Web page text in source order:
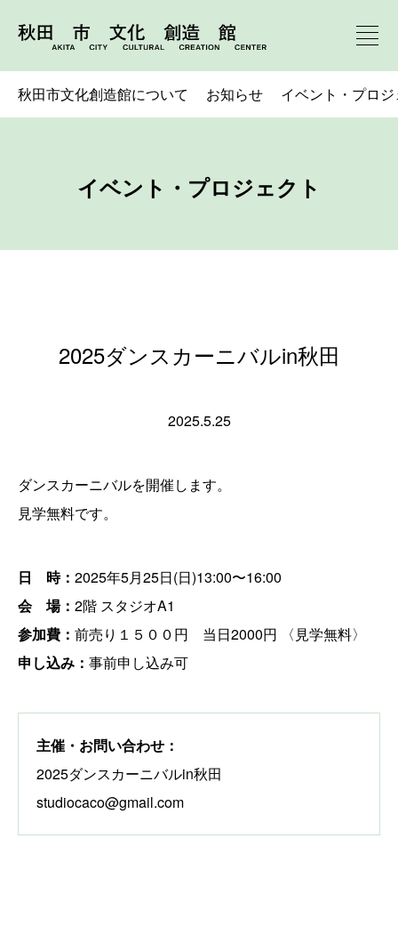
秋田市文化創造館について お知らせ イベント・プロ
イベント・プロジェクト
2025ダンスカーニバルin秋田
2025.5.25
ダンスカーニバルを開催します。
見学無料です。
日 時： 2025年5月25日(日)13:00〜16:00
会 場： 2階 スタジオA1
参加費： 前売り１５００円 当日2000円 〈見学無料〉
申し込み： 事前申し込み可
主催・お問い合わせ：
2025ダンスカーニバルin秋田
studiocaco@gmail.com